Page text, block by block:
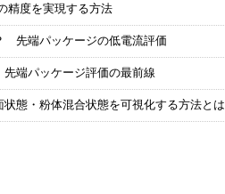
精度を実現する方法
先端パッケージの低電流評価
端パッケージ評価の最前線
態・粉体混合状態を可視化する方法とは